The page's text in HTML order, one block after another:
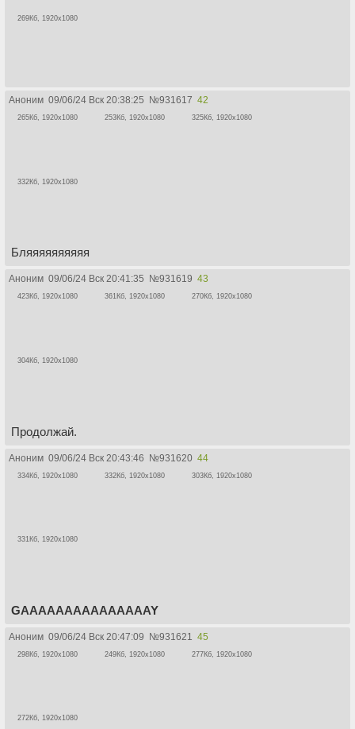
269Кб, 1920x1080
Аноним 09/06/24 Вск 20:38:25 №931617 42
265Кб, 1920x1080 253Кб, 1920x1080 325Кб, 1920x1080
332Кб, 1920x1080
Бляяяяяяяяяя
Аноним 09/06/24 Вск 20:41:35 №931619 43
423Кб, 1920x1080 361Кб, 1920x1080 270Кб, 1920x1080
304Кб, 1920x1080
Продолжай.
Аноним 09/06/24 Вск 20:43:46 №931620 44
334Кб, 1920x1080 332Кб, 1920x1080 303Кб, 1920x1080
331Кб, 1920x1080
GAAAAAAAAAAAAAAAY
Аноним 09/06/24 Вск 20:47:09 №931621 45
298Кб, 1920x1080 249Кб, 1920x1080 277Кб, 1920x1080
272Кб, 1920x1080